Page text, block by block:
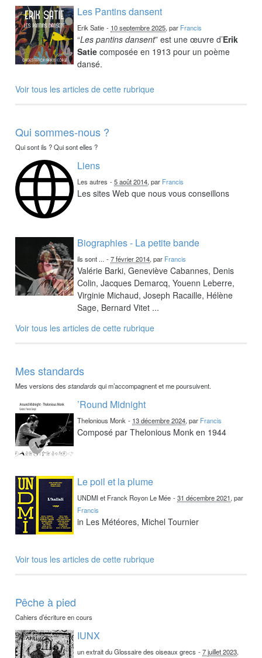
Les Pantins dansent
Erik Satie - 10 septembre 2025, par Francis
“Les pantins dansent” est une œuvre d’Erik
Satie composée en 1913 pour un poème
dansé.
Voir tous les articles de cette rubrique
Qui sommes-nous ?
Qui sont ils ? Qui sont elles ?
Liens
Les autres -5 août 2014, par Francis
Les sites Web que nous vous conseillons
Biographies - La petite bande
ils sont ... -7 février 2014, par Francis
Valérie Barki, Geneviève Cabannes, Denis
Colin, Jacques Demarcq, Youenn Leberre,
Virginie Michaud, Joseph Racaille, Hélène
Sage, Bernard Vitet ...
Voir tous les articles de cette rubrique
Mes standards
Mes versions desstandardsqui m’accompagnent et me poursuivent.
’Round Midnight
Thelonious Monk - 13 décembre 2024, par Francis
Composé par Thelonious Monk en 1944
Le poil et la plume
UNDMI et Franck Royon Le Mée -31 décembre 2021, par
Francis
in Les Météores, Michel Tournier
Voir tous les articles de cette rubrique
Pêche à pied
Cahiers d’écriture en cours
IUNX
un extrait du Glossaire des oiseaux grecs -7 juillet 2023,